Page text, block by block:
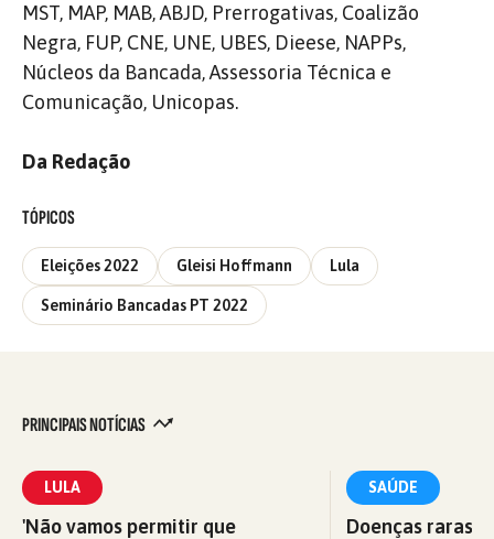
MST, MAP, MAB, ABJD, Prerrogativas, Coalizão
Negra, FUP, CNE, UNE, UBES, Dieese, NAPPs,
Núcleos da Bancada, Assessoria Técnica e
Comunicação, Unicopas.
Da Redação
TÓPICOS
Eleições 2022 Gleisi Hoffmann Lula
Seminário Bancadas PT 2022
PRINCIPAIS NOTÍCIAS
LULA
'Não vamos permitir que
SAÚDE
Doenças raras: